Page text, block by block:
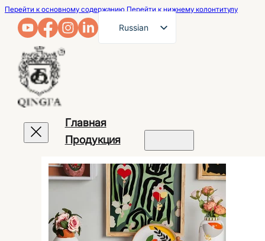
Перейти к основному содержанию Перейти к нижнему колонтитулу
Russian
Portuguese
Japanese
Главная
Продукция